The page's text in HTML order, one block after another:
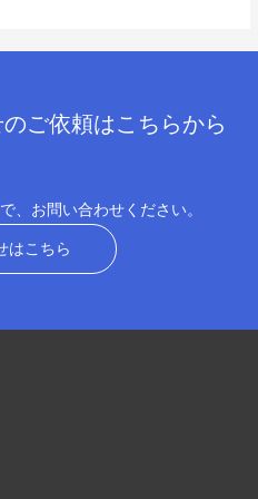
ご依頼はこちらから
、お問い合わせください。
はこちら